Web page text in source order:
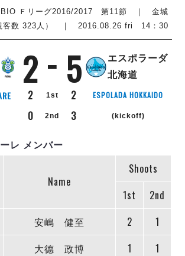
停止選手
ゴール
シュート
シュート成功率
命Ｆ２リーグ
停止選手
シュート
北海道
安
すみだ
ィックFC
野
阪
生命Ｆ２リーグ
買う TICKET
ARENA
ABOUT US
関連
ARCHIVE
合記録
試合記録
PROJECT
Ｆリーグ2016/2017 第11節 ｜ 金城
客数 323人） ｜ 2016.08.26 fri 14：30
2 5
エスポラーダ
北海道
2 1st 2 ESPOLADA HOKKAIDO
0 2nd 3 (kickoff)
レ メンバー
Name
Shoots
1st
2nd
安嶋 健至 2
1
大德 政博 1
1